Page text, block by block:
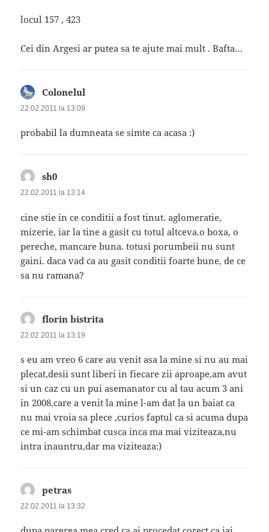
locul 157 , 423
Cei din Argesi ar putea sa te ajute mai mult . Bafta…
Colonelul
22.02.2011 la 13:09
probabil la dumneata se simte ca acasa :)
sh0
22.02.2011 la 13:14
cine stie in ce conditii a fost tinut. aglomeratie,
mizerie, iar la tine a gasit cu totul altceva.o boxa, o
pereche, mancare buna. totusi porumbeii nu sunt
gaini. daca vad ca au gasit conditii foarte bune, de ce
sa nu ramana?
florin bistrita
22.02.2011 la 13:19
s eu am vreo 6 care au venit asa la mine si nu au mai
plecat,desii sunt liberi in fiecare zii aproape,am avut
si un caz cu un pui asemanator cu al tau acum 3 ani
in 2008,care a venit la mine l-am dat la un baiat ca
nu mai vroia sa plece ,curios faptul ca si acuma dupa
ce mi-am schimbat cusca inca ma mai viziteaza,nu
intra inauntru,dar ma viziteaza:)
petras
22.02.2011 la 13:32